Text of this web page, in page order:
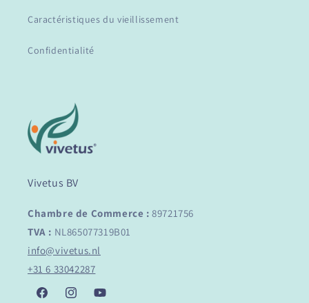
Caractéristiques du vieillissement
Confidentialité
Vivetus BV
Chambre de Commerce : 89721756
TVA : NL865077319B01
info@vivetus.nl
+31 6 33042287
FacebookInstagramYouTube